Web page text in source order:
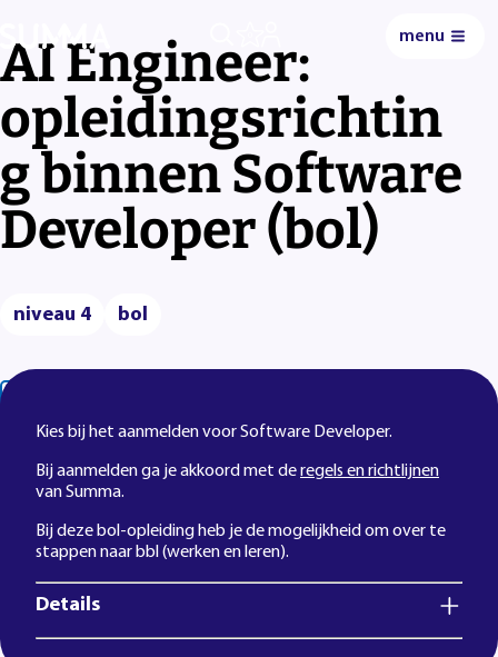
menu
AI Engineer:
opleidingsrichtin
g binnen Software
Developer (bol)
niveau 4 bol
Kies bij het aanmelden voor Software Developer.
Bij aanmelden ga je akkoord met deregels en richtlijnen
van Summa.
Bij deze bol-opleiding heb je de mogelijkheid om over te
stappen naar bbl (werken en leren).
Details